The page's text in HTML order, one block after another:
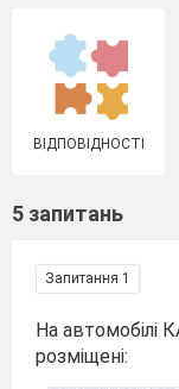
ВІДПОВІДНОСТІ
5 запитань
Запитання 1
На автомобілі
розміщені: